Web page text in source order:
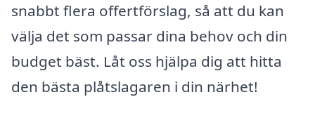
snabbt flera offertförslag, så att du kan
välja det som passar dina behov och din
budget bäst. Låt oss hjälpa dig att hitta
den bästa plåtslagaren i din närhet!